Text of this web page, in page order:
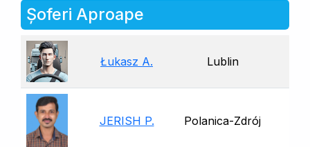
Șoferi Aproape
Łukasz A. Lublin
JERISH P. Polanica-Zdrój